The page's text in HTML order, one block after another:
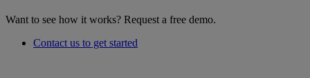
Want to see how it works? Request a free demo.
Contact us to get started